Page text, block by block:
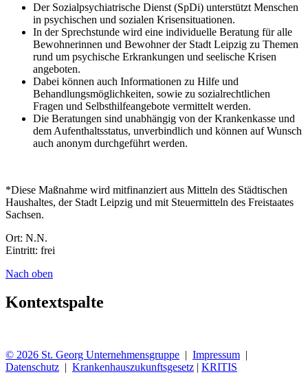
Der Sozialpsychiatrische Dienst (SpDi) unterstützt Menschen
in psychischen und sozialen Krisensituationen.
In der Sprechstunde wird eine individuelle Beratung für alle
Bewohnerinnen und Bewohner der Stadt Leipzig zu Themen
rund um psychische Erkrankungen und seelische Krisen
angeboten.
Dabei können auch Informationen zu Hilfe und
Behandlungsmöglichkeiten, sowie zu sozialrechtlichen
Fragen und Selbsthilfeangebote vermittelt werden.
Die Beratungen sind unabhängig von der Krankenkasse und
dem Aufenthaltsstatus, unverbindlich und können auf Wunsch
auch anonym durchgeführt werden.
*Diese Maßnahme wird mitfinanziert aus Mitteln des Städtischen
Haushaltes, der Stadt Leipzig und mit Steuermitteln des Freistaates
Sachsen.
Ort: N.N.
Eintritt: frei
Nach oben
Kontextspalte
© 2026 St. Georg Unternehmensgruppe | Impressum |
Datenschutz | Krankenhauszukunftsgesetz | KRITIS